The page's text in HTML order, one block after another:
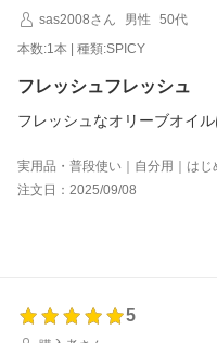
sas2008さん
男性
50代
本数:1本 | 種類:SPICY
フレッシュフレッシュ
フレッシュなオリーブオイ
実用品・普段使い｜自分用｜はじ
注文日：2025/09/08
5